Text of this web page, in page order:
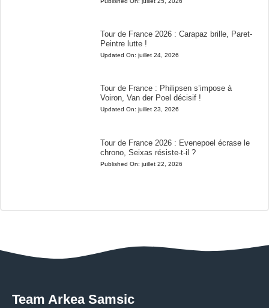
Tour de France 2026 : Carapaz brille, Paret-
Peintre lutte !
Updated On: juillet 24, 2026
Tour de France : Philipsen s’impose à
Voiron, Van der Poel décisif !
Updated On: juillet 23, 2026
Tour de France 2026 : Evenepoel écrase le
chrono, Seixas résiste-t-il ?
Published On: juillet 22, 2026
Team Arkea Samsic